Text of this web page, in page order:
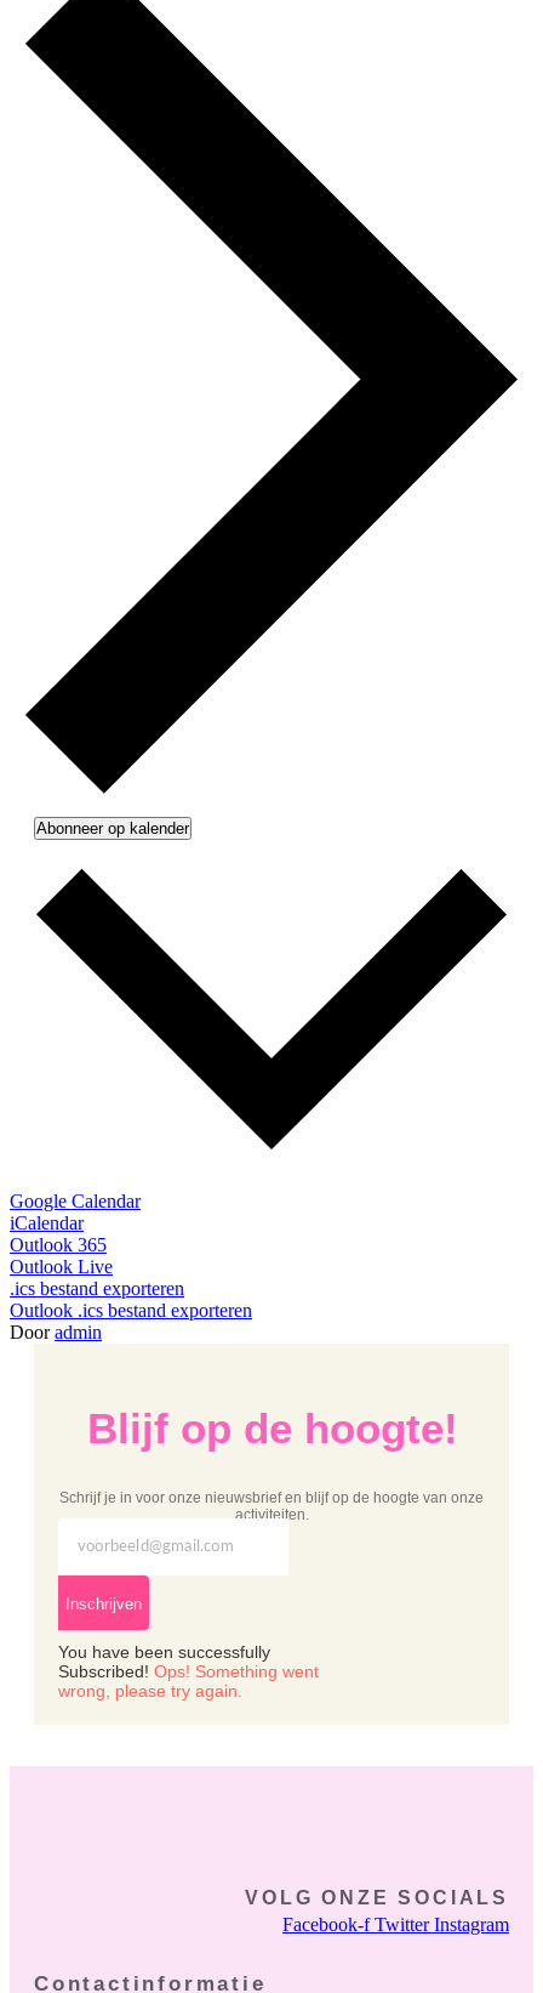
Abonneer op kalender
Google Calendar
iCalendar
Outlook 365
Outlook Live
.ics bestand exporteren
Outlook .ics bestand exporteren
Dooradmin
Blijf op de hoogte!
Schrijf je in voor onze nieuwsbrief en blijf op de hoogte van onze
activiteiten.
Inschrijven
You have been successfully
Subscribed! Ops! Something went
wrong, please try again.
VOLG ONZE SOCIALS
Facebook-f Twitter Instagram
Contactinformatie